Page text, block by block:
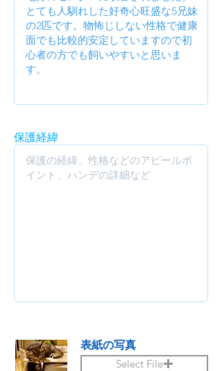
保護経緯
表紙の写真
Select File